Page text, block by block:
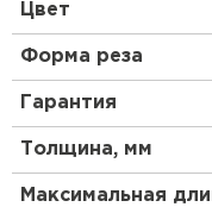
чем другие виды
высоте профиля
смотреться на
Цвет
Форма реза
Гарантия
Толщина, мм
Максимальная